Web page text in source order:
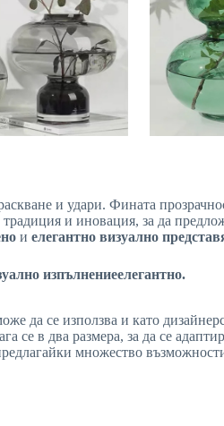
и удари. Фината
и иновация, за да
и елегантно визуално
изпълнениеелегантно.
да се използва и като
се в два размера, за да се
множество